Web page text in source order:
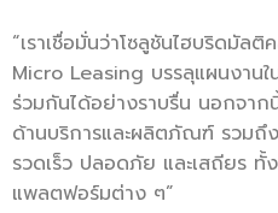
“เราเชื่อมั่นว่าโซลูชันไฮบริดมัล
Micro Leasing บรรลุแผนงานใ
ร่วมกันได้อย่างราบรื่น นอกจา
ด้านบริการและผลิตภัณฑ์ รวมถึ
รวดเร็ว ปลอดภัย และเสถียร ทั้
แพลตฟอร์มต่าง ๆ”